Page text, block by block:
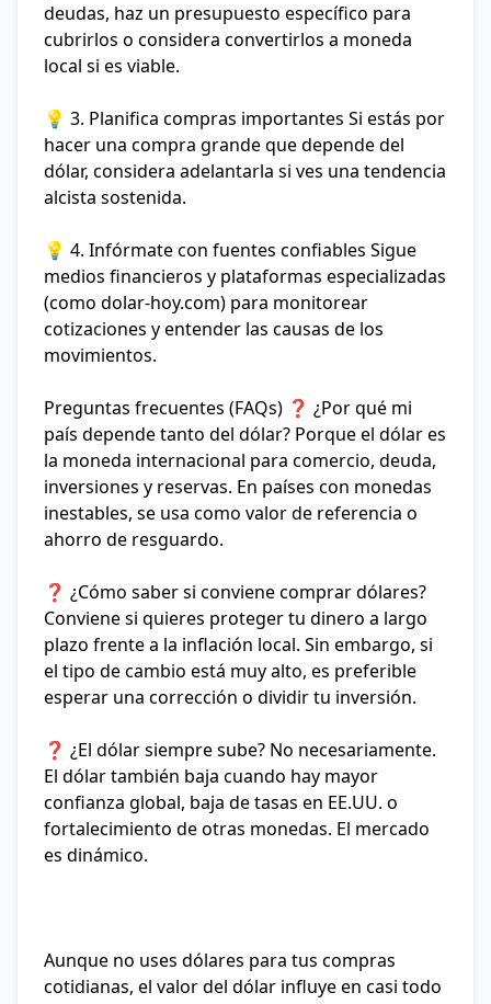
deudas, haz un presupuesto específico para
cubrirlos o considera convertirlos a moneda
local si es viable.
💡 3. Planifica compras importantes Si estás por
hacer una compra grande que depende del
dólar, considera adelantarla si ves una tendencia
alcista sostenida.
💡 4. Infórmate con fuentes confiables Sigue
medios financieros y plataformas especializadas
(como dolar-hoy.com) para monitorear
cotizaciones y entender las causas de los
movimientos.
Preguntas frecuentes (FAQs) ❓ ¿Por qué mi
país depende tanto del dólar? Porque el dólar es
la moneda internacional para comercio, deuda,
inversiones y reservas. En países con monedas
inestables, se usa como valor de referencia o
ahorro de resguardo.
❓ ¿Cómo saber si conviene comprar dólares?
Conviene si quieres proteger tu dinero a largo
plazo frente a la inflación local. Sin embargo, si
el tipo de cambio está muy alto, es preferible
esperar una corrección o dividir tu inversión.
❓ ¿El dólar siempre sube? No necesariamente.
El dólar también baja cuando hay mayor
confianza global, baja de tasas en EE.UU. o
fortalecimiento de otras monedas. El mercado
es dinámico.
Aunque no uses dólares para tus compras
cotidianas, el valor del dólar influye en casi todo